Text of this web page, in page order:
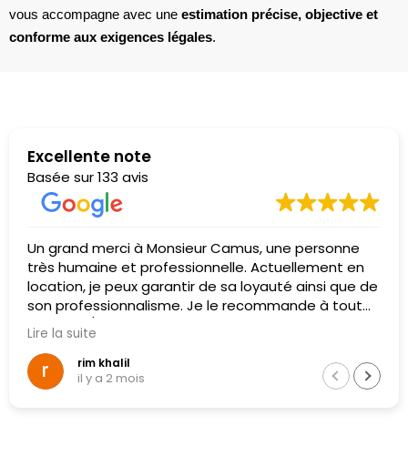
vous accompagne avec une estimation précise, objective et
conforme aux exigences légales.
Excellente note
Basée sur 133 avis
à Monsieur Camus, une personne
et professionnelle. Actuellement en
peux garantir de sa loyauté ainsi que de
Je le recommande à tout
khalil
a 2 mois
Excellent
😊
il y a